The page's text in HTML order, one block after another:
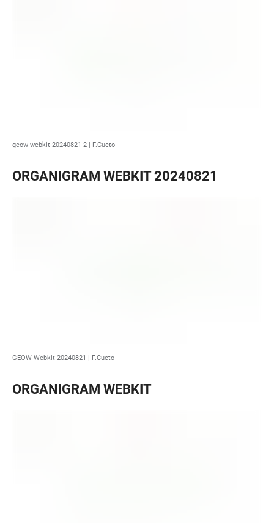
geow webkit 20240821-2 | F.Cueto
ORGANIGRAM WEBKIT 20240821
GEOW Webkit 20240821 | F.Cueto
ORGANIGRAM WEBKIT